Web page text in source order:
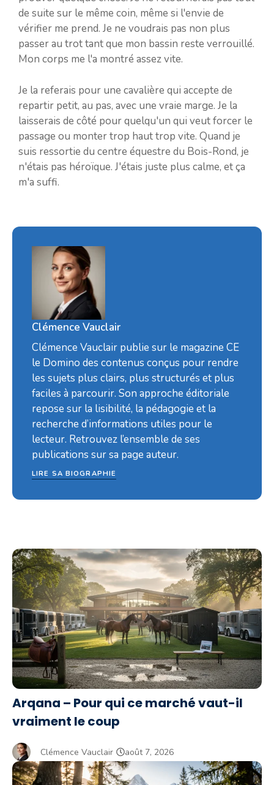
de suite sur le même coin, même si l'envie de
vérifier me prend. Je ne voudrais pas non plus
passer au trot tant que mon bassin reste verrouillé.
Mon corps me l'a montré assez vite.
Je la referais pour une cavalière qui accepte de
repartir petit, au pas, avec une vraie marge. Je la
laisserais de côté pour quelqu'un qui veut forcer le
passage ou monter trop haut trop vite. Quand je
suis ressortie du centre équestre du Bois-Rond, je
n'étais pas héroïque. J'étais juste plus calme, et ça
m'a suffi.
Clémence Vauclair
Clémence Vauclair publie sur le magazine CE
le Domino des contenus conçus pour rendre
les sujets plus clairs, plus structurés et plus
faciles à parcourir. Son approche éditoriale
repose sur la lisibilité, la pédagogie et la
recherche d’informations utiles pour le
lecteur. Retrouvez l’ensemble de ses
publications sur sa page auteur.
LIRE SA BIOGRAPHIE
Arqana – Pour qui ce marché vaut-il
vraiment le coup
Clémence Vauclair août 7, 2026